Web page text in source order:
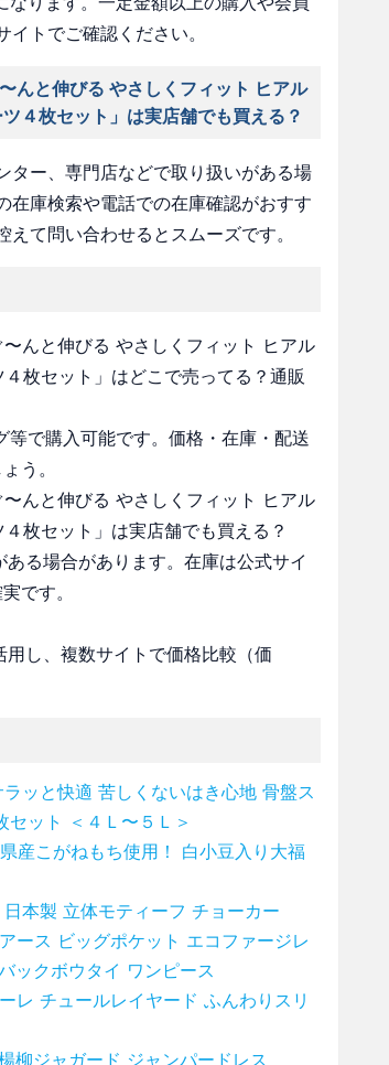
トでご確認ください。
んと伸びる やさしくフィット ヒアル
４枚セット」は実店舗でも買える？
ター、専門店などで取り扱いがある場
在庫検索や電話での在庫確認がおすす
て問い合わせるとスムーズです。
んと伸びる やさしくフィット ヒアル
枚セット」はどこで売ってる？通販
で購入可能です。価格・在庫・配送
う。
んと伸びる やさしくフィット ヒアル
枚セット」は実店舗でも買える？
る場合があります。在庫は公式サイ
です。
し、複数サイトで価格比較（価
ッと快適 苦しくないはき心地 骨盤ス
セット ＜４Ｌ〜５Ｌ＞
産こがねもち使用！ 白小豆入り大福
本製 立体モティーフ チョーカー
ース ビッグポケット エコファージレ
ックボウタイ ワンピース
チュールレイヤード ふんわりスリ
ジャガード ジャンパードレス